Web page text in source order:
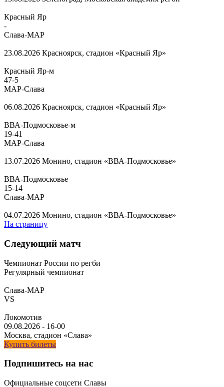
Красный Яр
-
Слава-МАР
23.08.2026 Красноярск, стадион «Красный Яр»
Красный Яр-м
47-5
МАР-Слава
06.08.2026 Красноярск, стадион «Красный Яр»
ВВА-Подмосковье-м
19-41
МАР-Слава
13.07.2026 Монино, стадион «ВВА-Подмосковье»
ВВА-Подмосковье
15-14
Слава-МАР
04.07.2026 Монино, стадион «ВВА-Подмосковье»
На страницу
Следующий матч
Чемпионат России по регби
Регулярный чемпионат
Слава-МАР
VS
Локомотив
09.08.2026 - 16-00
Москва, стадион «Слава»
Купить билеты
Подпишитесь на нас
Официальные соцсети Славы